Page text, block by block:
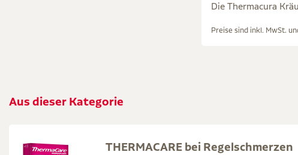
Die Thermacura
Preise sind inkl. MwSt.
Aus dieser Kategorie
THERMACARE bei Regelschmerzen